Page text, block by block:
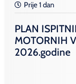
Prije 1 dan
PLAN
MOTORNIH
2026.godine